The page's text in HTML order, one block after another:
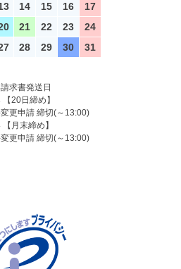
14 15 16
17
21 22 23
24
28 29 30 31
求書発送日
20日締め】
更申請 締切(～13:00)
月末締め】
更申請 締切(～13:00)